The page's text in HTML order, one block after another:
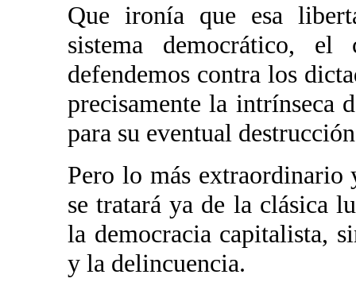
Que ironía que esa
sistema democrático,
defendemos contra los
precisamente la intrínseca
para su eventual
Pero lo más extraordinario
se tratará ya de la clásica
la democracia capitalista,
y la delincuencia.